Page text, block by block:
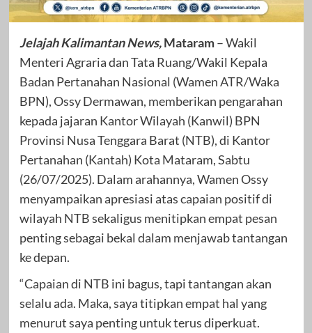
Jelajah Kalimantan News,Mataram– Wakil
Menteri Agraria dan Tata Ruang/Wakil Kepala
Badan Pertanahan Nasional (Wamen ATR/Waka
BPN), Ossy Dermawan, memberikan pengarahan
kepada jajaran Kantor Wilayah (Kanwil) BPN
Provinsi Nusa Tenggara Barat (NTB), di Kantor
Pertanahan (Kantah) Kota Mataram, Sabtu
(26/07/2025). Dalam arahannya, Wamen Ossy
menyampaikan apresiasi atas capaian positif di
wilayah NTB sekaligus menitipkan empat pesan
penting sebagai bekal dalam menjawab tantangan
ke depan.
“Capaian di NTB ini bagus, tapi tantangan akan
selalu ada. Maka, saya titipkan empat hal yang
menurut saya penting untuk terus diperkuat.